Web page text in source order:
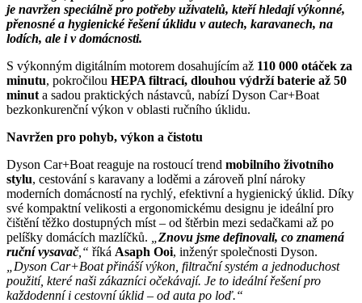
je navržen speciálně pro potřeby uživatelů, kteří hledají výkonné,
přenosné a hygienické řešení úklidu v autech, karavanech, na
lodích, ale i v domácnosti.
S výkonným digitálním motorem dosahujícím až 110 000 otáček za
minutu, pokročilou HEPA filtrací, dlouhou výdrží baterie až 50
minut a sadou praktických nástavců, nabízí Dyson Car+Boat
bezkonkurenční výkon v oblasti ručního úklidu.
Navržen pro pohyb, výkon a čistotu
Dyson Car+Boat reaguje na rostoucí trend mobilního životního
stylu, cestování s karavany a loděmi a zároveň plní nároky
moderních domácností na rychlý, efektivní a hygienický úklid. Díky
své kompaktní velikosti a ergonomickému designu je ideální pro
čištění těžko dostupných míst – od štěrbin mezi sedačkami až po
pelíšky domácích mazlíčků.
Znovu jsme definovali, co znamená
ruční vysavač,“ říká Asaph Ooi, inženýr společnosti Dyson.
„Dyson Car+Boat přináší výkon, filtrační systém a jednoduchost
použití, které naši zákazníci očekávají. Je to ideální řešení pro
každodenní i cestovní úklid – od auta po loď.“